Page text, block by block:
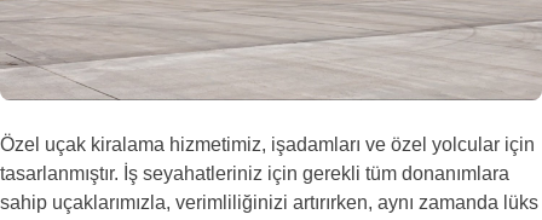
Özel uçak kiralama hizmetimiz, işadamları ve özel yolcular için
tasarlanmıştır. İş seyahatleriniz için gerekli tüm donanımlara
sahip uçaklarımızla, verimliliğinizi artırırken, aynı zamanda lüks